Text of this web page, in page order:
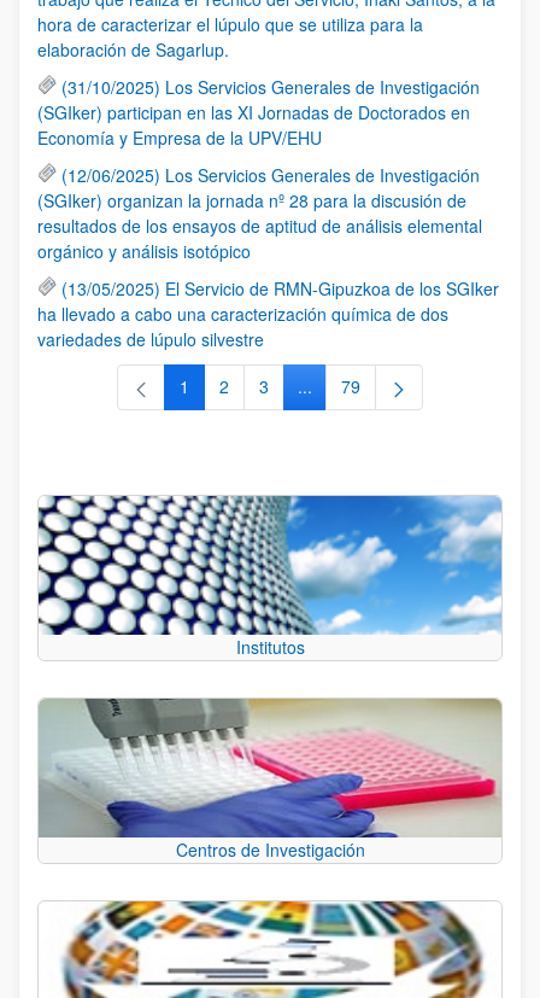
hora de caracterizar el lúpulo que se utiliza para la
elaboración de Sagarlup.
(31/10/2025) Los Servicios Generales de Investigación
(SGIker) participan en las XI Jornadas de Doctorados en
Economía y Empresa de la UPV/EHU
(12/06/2025) Los Servicios Generales de Investigación
(SGIker) organizan la jornada nº 28 para la discusión de
resultados de los ensayos de aptitud de análisis elemental
orgánico y análisis isotópico
(13/05/2025) El Servicio de RMN-Gipuzkoa de los SGIker
ha llevado a cabo una caracterización química de dos
variedades de lúpulo silvestre
Página
1 Página
2 Página
3 ...Páginas intermedias Use TAB
Página
79
Institutos
Centros de Investigación